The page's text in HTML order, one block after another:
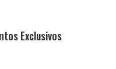
Exclusivos